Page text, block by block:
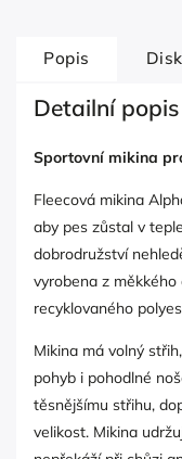
Popis
Detailní
Sportovní mikina
Fleecová mikina
aby pes zůstal v
dobrodružství
vyrobena z
recyklovaného
Mikina má volný
pohyb i pohodlné
těsnějšímu střihu,
velikost. Mikina